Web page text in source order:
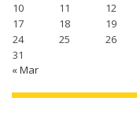
10
11 12
17
18 19
24
25 26
31
« Mar